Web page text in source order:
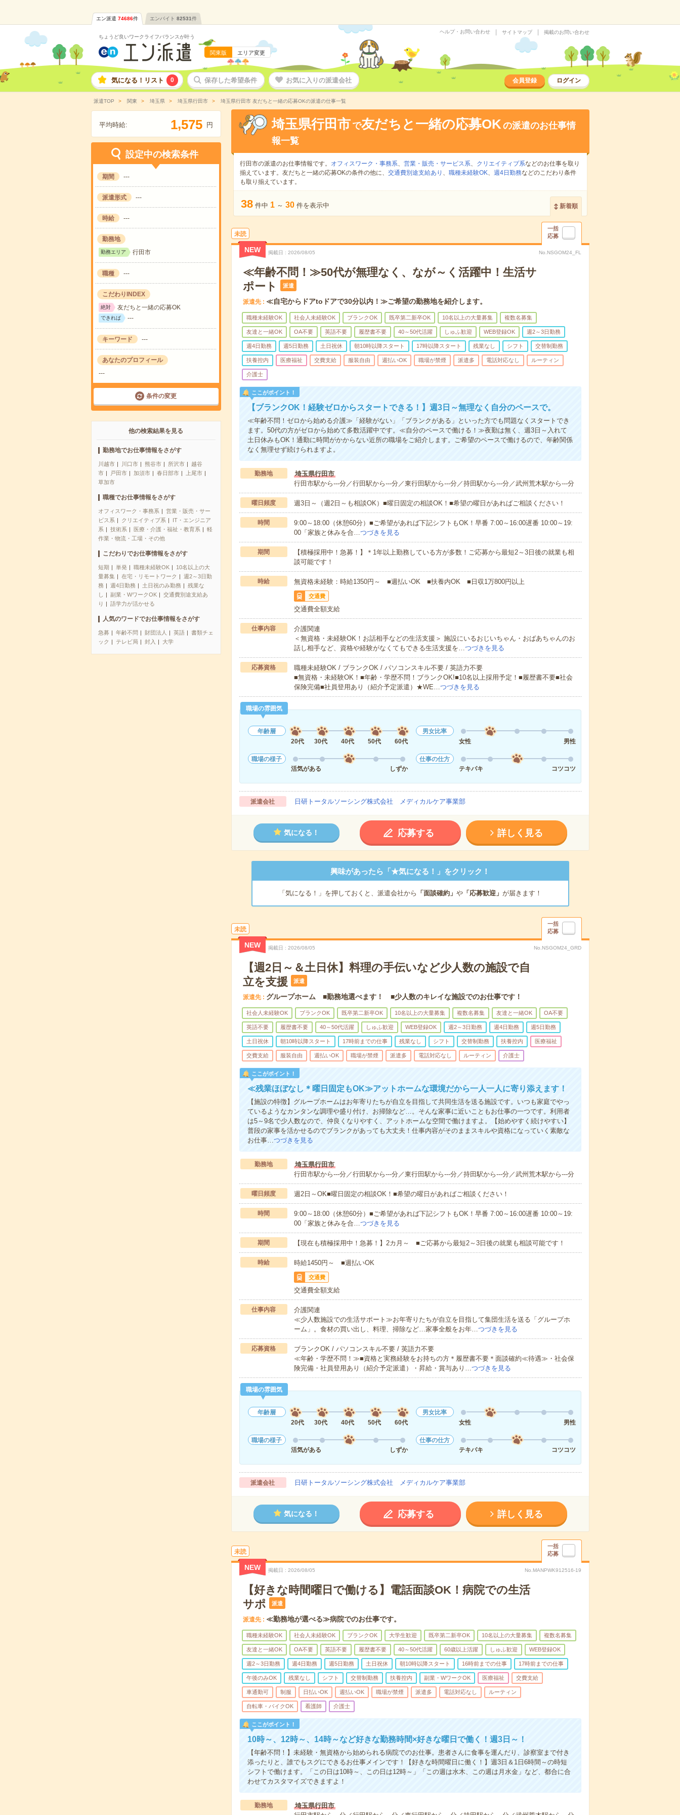
エン派遣 74686件 エンバイト 82531件
ちょうど良いワークライフバランスが叶う
関東版 エリア変更
ヘルプ・お問い合わせ サイトマップ 掲載のお問い合わせ
気になる！リスト 0 保存した希望条件 お気に入りの派遣会社 会員登録 ログイン
派遣TOP 関東 埼玉県 埼玉県行田市 埼玉県行田市 友だちと一緒の応募OKの派遣の仕事一覧
平均時給: 1,575 円
設定中の検索条件
期間 ---
派遣形式 ---
時給 ---
勤務地
勤務エリア 行田市
職種 ---
こだわりINDEX
絶対 友だちと一緒の応募OK
できれば ---
キーワード ---
あなたのプロフィール
---
条件の変更
他の検索結果を見る
勤務地でお仕事情報をさがす
川越市 川口市 熊谷市 所沢市
越谷
市
戸田市 加須市 春日部市
上尾市
草加市
職種でお仕事情報をさがす
オフィスワーク・事務系
営業・販売・サー
ビス系
クリエイティブ系
IT・エンジニア
系
技術系 医療・介護・福祉・教育系
軽
作業・物流・工場・その他
こだわりでお仕事情報をさがす
短期 単発 職種未経験OK
10名以上の大
量募集
在宅・リモートワーク
週2～3日勤
務
週4日勤務 土日祝のみ勤務
残業な
し
副業・WワークOK
交通費別途支給あ
り
語学力が活かせる
人気のワードでお仕事情報をさがす
急募 年齢不問 財団法人 英語
書類チェ
ック
テレビ局 封入 大学
埼玉県行田市 で友だちと一緒の応募OKの派遣のお仕事情
報一覧
行田市の派遣のお仕事情報です。 オフィスワーク・事務系、 営業・販売・サービス系、 クリエイティブ系などのお仕事を取り
揃えています。友だちと一緒の応募OKの条件の他に、 交通費別途支給あり 、 職種未経験OK、 週4日勤務などのこだわり条件
も取り揃えています。
38 件中 1 ～ 30 件を表示中 新着順
未読
一括
応募
NEW 掲載日 2026/08/05 No.NSGOM24_FL
≪年齢不問！≫50代が無理なく、なが～く活躍中！生活サ
ポート
派遣
派遣先 ≪自宅からドアtoドアで30分以内！≫ご希望の勤務地を紹介します。
職種未経験OK 社会人未経験OK ブランクOK 既卒第二新卒OK 10名以上の大量募集 複数名募集
友達と一緒OK OA不要 英語不要 履歴書不要 40～50代活躍 しゅふ歓迎 WEB登録OK 週2～3日勤務
週4日勤務 週5日勤務 土日祝休 朝10時以降スタート 17時以降スタート 残業なし シフト 交替制勤務
扶養控内 医療福祉 交費支給 服装自由 週払いOK 職場が禁煙 派遣多 電話対応なし ルーティン
介護士
ここがポイント！
【ブランクOK！経験ゼロからスタートできる！】週3日～無理なく自分のペースで。
≪年齢不問！ゼロから始める介護≫「経験がない」「ブランクがある」といった方でも問題なくスタートでき
ます。50代の方がゼロから始めて多数活躍中です。≪自分のペースで働ける！≫夜勤は無く、週3日～入れて
土日休みもOK！通勤に時間がかからない近所の職場をご紹介します。ご希望のペースで働けるので、年齢関係
なく無理せず続けられますよ。
勤務地
埼玉県行田市
行田市駅から---分／行田駅から---分／東行田駅から---分／持田駅から---分／武州荒木駅から---分
曜日頻度 週3日～（週2日～も相談OK）■曜日固定の相談OK！■希望の曜日があればご相談ください！
時間
9:00～18:00（休憩60分）■ご希望があれば下記シフトもOK！早番 7:00～16:00遅番 10:00～19:
00「家族と休みを合…つづきを見る
期間
【積極採用中！急募！】＊1年以上勤務している方が多数！ご応募から最短2～3日後の就業も相
談可能です！
時給 無資格未経験：時給1350円～ ■週払いOK ■扶養内OK ■日収1万800円以上
交通費
交通費全額支給
仕事内容
介護関連
＜無資格・未経験OK！お話相手などの生活支援＞ 施設にいるおじいちゃん・おばあちゃんのお
話し相手など、資格や経験がなくてもできる生活支援を…つづきを見る
応募資格
職種未経験OK / ブランクOK / パソコンスキル不要 / 英語力不要
■無資格・未経験OK！■年齢・学歴不問！ブランクOK!■10名以上採用予定！■履歴書不要■社会
保険完備■社員登用あり（紹介予定派遣）★WE…つづきを見る
職場の雰囲気
年齢層
20代
30代 40代 50代 60代
男女比率
女性
男性
職場の様子
活気がある
しずか
仕事の仕方
テキパキ
コツコツ
派遣会社 日研トータルソーシング株式会社 メディカルケア事業部
気になる！ 応募する 詳しく見る
興味があったら「★気になる！」をクリック！
「気になる！」を押しておくと、派遣会社から 「面談確約」 や「応募歓迎」 が届きます！
未読
一括
応募
NEW 掲載日 2026/08/05 No.NSGOM24_GRD
【週2日～＆土日休】料理の手伝いなど少人数の施設で自
立を支援
派遣
派遣先 グループホーム ■勤務地選べます！ ■少人数のキレイな施設でのお仕事です！
社会人未経験OK ブランクOK 既卒第二新卒OK 10名以上の大量募集 複数名募集 友達と一緒OK OA不要
英語不要 履歴書不要 40～50代活躍 しゅふ歓迎 WEB登録OK 週2～3日勤務 週4日勤務 週5日勤務
土日祝休 朝10時以降スタート 17時前までの仕事 残業なし シフト 交替制勤務 扶養控内 医療福祉
交費支給 服装自由 週払いOK 職場が禁煙 派遣多 電話対応なし ルーティン 介護士
ここがポイント！
≪残業ほぼなし＊曜日固定もOK≫アットホームな環境だから一人一人に寄り添えます！
【施設の特徴】グループホームはお年寄りたちが自立を目指して共同生活を送る施設です。いつも家庭でやっ
ているようなカンタンな調理や盛り付け、お掃除など…。そんな家事に近いこともお仕事の一つです。利用者
は5～9名で少人数なので、仲良くなりやすく、アットホームな空間で働けますよ。【始めやすく続けやすい】
普段の家事を活かせるのでブランクがあっても大丈夫！仕事内容がそのままスキルや資格になっていく素敵な
お仕事…つづきを見る
勤務地
埼玉県行田市
行田市駅から---分／行田駅から---分／東行田駅から---分／持田駅から---分／武州荒木駅から---分
曜日頻度 週2日～OK■曜日固定の相談OK！■希望の曜日があればご相談ください！
時間
9:00～18:00（休憩60分）■ご希望があれば下記シフトもOK！早番 7:00～16:00遅番 10:00～19:
00「家族と休みを合…つづきを見る
期間 【現在も積極採用中！急募！】2カ月～ ■ご応募から最短2～3日後の就業も相談可能です！
時給 時給1450円～ ■週払いOK
交通費
交通費全額支給
仕事内容
介護関連
≪少人数施設での生活サポート≫お年寄りたちが自立を目指して集団生活を送る「グループホ
ーム」。食材の買い出し、料理、掃除など…家事全般をお年…つづきを見る
応募資格
ブランクOK / パソコンスキル不要 / 英語力不要
≪年齢・学歴不問！≫■資格と実務経験をお持ちの方＊履歴書不要＊面談確約≪待遇≫・社会保
険完備・社員登用あり（紹介予定派遣）・昇給・賞与あり…つづきを見る
職場の雰囲気
年齢層
20代
30代 40代 50代 60代
男女比率
女性
男性
職場の様子
活気がある
しずか
仕事の仕方
テキパキ
コツコツ
派遣会社 日研トータルソーシング株式会社 メディカルケア事業部
気になる！ 応募する 詳しく見る
未読
一括
応募
NEW 掲載日 2026/08/05 No.MANPWK912516-19
【好きな時間曜日で働ける】電話面談OK！病院での生活
サポ
派遣
派遣先 ≪勤務地が選べる≫病院でのお仕事です。
職種未経験OK 社会人未経験OK ブランクOK 大学生歓迎 既卒第二新卒OK 10名以上の大量募集 複数名募集
友達と一緒OK OA不要 英語不要 履歴書不要 40～50代活躍 60歳以上活躍 しゅふ歓迎 WEB登録OK
週2～3日勤務 週4日勤務 週5日勤務 土日祝休 朝10時以降スタート 16時前までの仕事 17時前までの仕事
午後のみOK 残業なし シフト 交替制勤務 扶養控内 副業・WワークOK 医療福祉 交費支給
車通勤可 制服 日払いOK 週払いOK 職場が禁煙 派遣多 電話対応なし ルーティン
自転車・バイクOK 看護師 介護士
ここがポイント！
10時～、12時～、14時～など好きな勤務時間×好きな曜日で働く！週3日～！
【年齢不問！】未経験・無資格から始められる病院でのお仕事。患者さんに食事を運んだり、診察室まで付き
添ったりと、誰でもスグにできるお仕事メインです！【好きな時間曜日に働く！】週3日＆1日6時間～の時短
シフトで働けます。「この日は10時～、この日は12時～」「この週は水木、この週は月水金」など、都合に合
わせてカスタマイズできますよ！
勤務地
埼玉県行田市